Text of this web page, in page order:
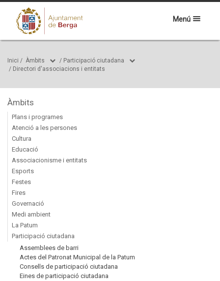
Menú
Inici / Àmbits / Participació ciutadana
/ Directori d'associacions i entitats
Àmbits
Plans i programes
Atenció a les persones
Cultura
Educació
Associacionisme i entitats
Esports
Festes
Fires
Governació
Medi ambient
La Patum
Participació ciutadana
Assemblees de barri
Actes del Patronat Municipal de la Patum
Consells de participació ciutadana
Eines de participació ciutadana